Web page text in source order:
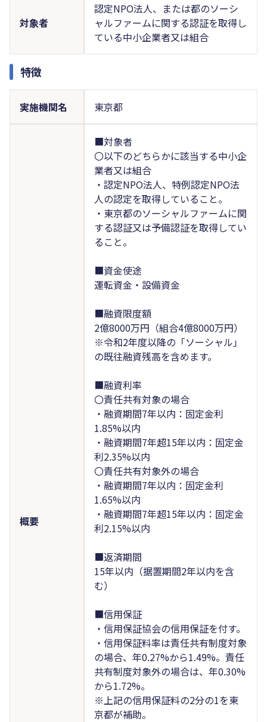
対象者
認定NPO法人、または都のソーシ
ャルファームに関する認証を取得し
ている中小企業者又は組合
特徴
実施機関名 東京都
概要
■対象者
〇以下のどちらかに該当する中小企
業者又は組合
・認定NPO法人、特例認定NPO法
人の認定を取得していること。
・東京都のソーシャルファームに関
する認証又は予備認証を取得してい
ること。
■資金使途
運転資金・設備資金
■融資限度額
2億8000万円（組合4億8000万円）
※令和2年度以降の「ソーシャル」
の既往融資残高を含めます。
■融資利率
〇責任共有対象の場合
・融資期間7年以内：固定金利
1.85%以内
・融資期間7年超15年以内：固定金
利2.35%以内
〇責任共有対象外の場合
・融資期間7年以内：固定金利
1.65%以内
・融資期間7年超15年以内：固定金
利2.15%以内
■返済期間
15年以内（据置期間2年以内を含
む）
■信用保証
・信用保証協会の信用保証を付す。
・信用保証料率は責任共有制度対象
の場合、年0.27%から1.49%。責任
共有制度対象外の場合は、年0.30%
から1.72%。
※上記の信用保証料の2分の1を東
京都が補助。